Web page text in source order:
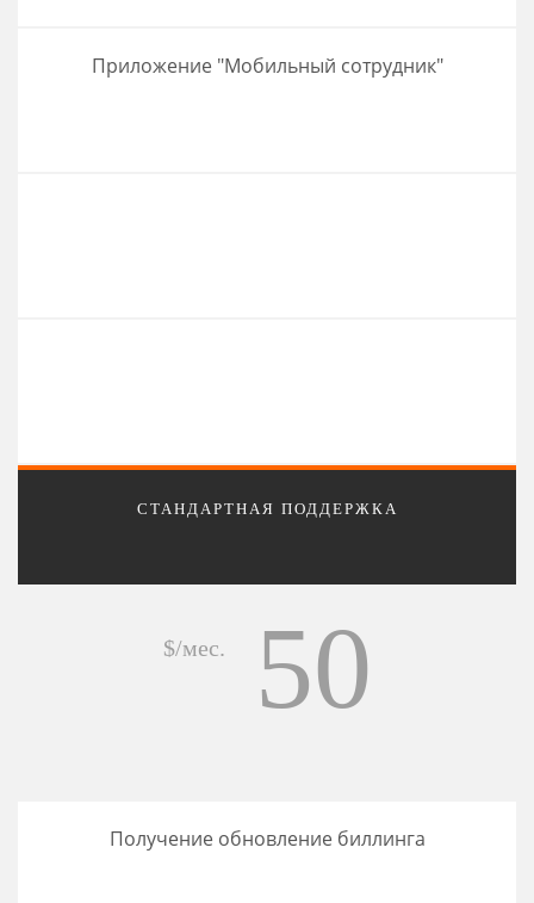
Приложение "Мобильный сотрудник"
СТАНДАРТНАЯ ПОДДЕРЖКА
$/мес. 50
Получение обновление биллинга